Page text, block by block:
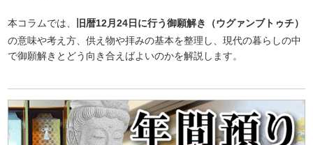
本コラムでは、
旧暦12月24日に行う御願解き（ウグァンブトゥチ）
の意味や考え方、供え物や拝みの基本を整理し、現代の暮らしの中
で御願解きとどう向き合えばよいのかを解説します。